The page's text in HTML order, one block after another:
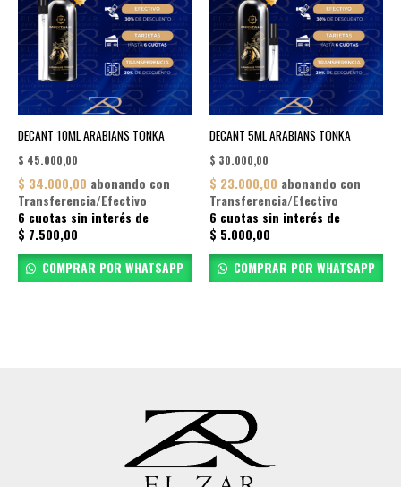
DECANT 10ML ARABIANS TONKA
$ 45.000,00
$ 34.000,00 abonando con
Transferencia/Efectivo
6 cuotas sin interés de
$ 7.500,00
COMPRAR POR WHATSAPP
DECANT 5ML ARABIANS TONKA
$ 30.000,00
$ 23.000,00 abonando con
Transferencia/Efectivo
6 cuotas sin interés de
$ 5.000,00
COMPRAR POR WHATSAPP